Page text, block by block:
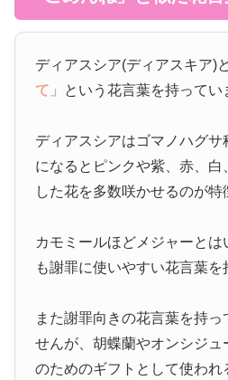
ディアスシア(ディアスキア)
て」 という花言葉を持ってい
ディアスシアはゴマノハグ
になるとピンクや紫、赤、
した花を多数咲かせるのが特
カモミールほどメジャーと
も謝罪に使いやすい花言葉を
また謝罪向きの花言葉を持っ
せんが、胡蝶蘭やオンシジ
のためのギフトとして使わ